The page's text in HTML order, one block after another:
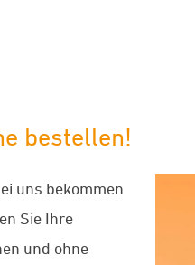
bestellen!
uns bekommen
Sie Ihre
und ohne